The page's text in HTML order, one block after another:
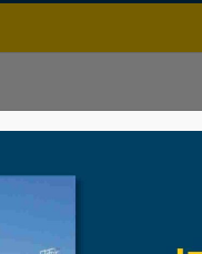
אודות גדרות
גדרות לגן